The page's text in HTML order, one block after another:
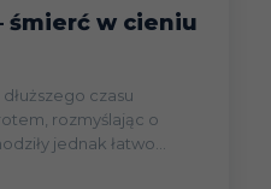
śmierć w cieniu
czasu
rozmyślając o
jednak łatwo...